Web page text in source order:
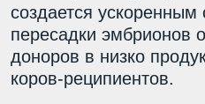
Основная селекция крупного
предприятия направлена на
передового стада
быков мирового уровня. В
обязательно учитываем и